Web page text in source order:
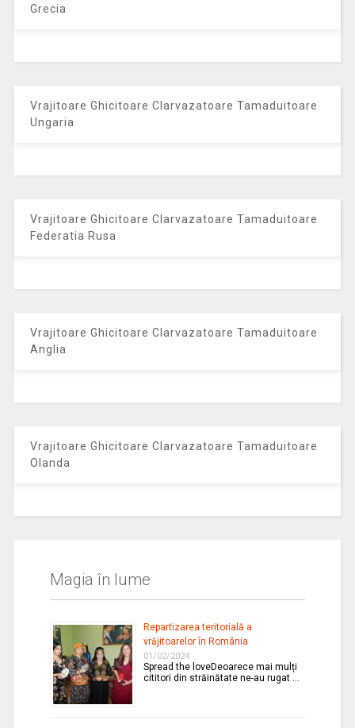
Grecia
Vrajitoare Ghicitoare Clarvazatoare Tamaduitoare
Ungaria
Vrajitoare Ghicitoare Clarvazatoare Tamaduitoare
Federatia Rusa
Vrajitoare Ghicitoare Clarvazatoare Tamaduitoare
Anglia
Vrajitoare Ghicitoare Clarvazatoare Tamaduitoare
Olanda
Magia în lume
Repartizarea teritorială a
vrăjitoarelor în România
01/02/2024
Spread the loveDeoarece mai mulți
cititori din străinătate ne-au rugat …